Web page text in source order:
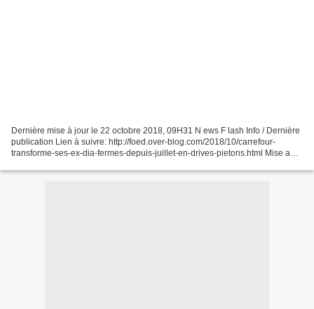
Dernière mise à jour le 22 octobre 2018, 09H31 N ews F lash Info / Dernière
publication Lien à suivre: http://foed.over-blog.com/2018/10/carrefour-
transforme-ses-ex-dia-fermes-depuis-juillet-en-drives-pietons.html Mise au